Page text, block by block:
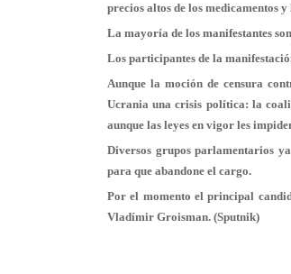
precios altos de los medicamentos
La mayoría de los manifestantes
Los participantes de la
Aunque la moción de censura
Ucrania una crisis política: la
aunque las leyes en vigor les
Diversos grupos parlamentarios
para que abandone el cargo.
Por el momento el principal
Vladímir Groisman. (Sputnik)